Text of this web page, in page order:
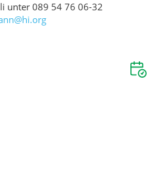
unter 089 54 76 06-32
hi.org